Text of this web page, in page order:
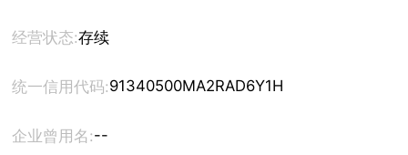
经营状态:存续
统一信用代码:91340500MA2RAD6Y1H
企业曾用名:--